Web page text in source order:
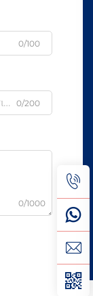
0/100
0/200
0/1000